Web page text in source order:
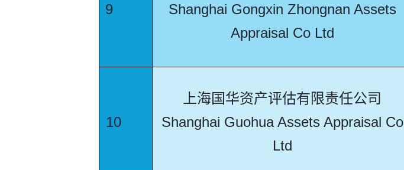
9
Shanghai Gongxin Zhongnan Assets
Appraisal Co Ltd
10
上海国华资产评估有限责任公司
Shanghai Guohua Assets Appraisal Co
Ltd